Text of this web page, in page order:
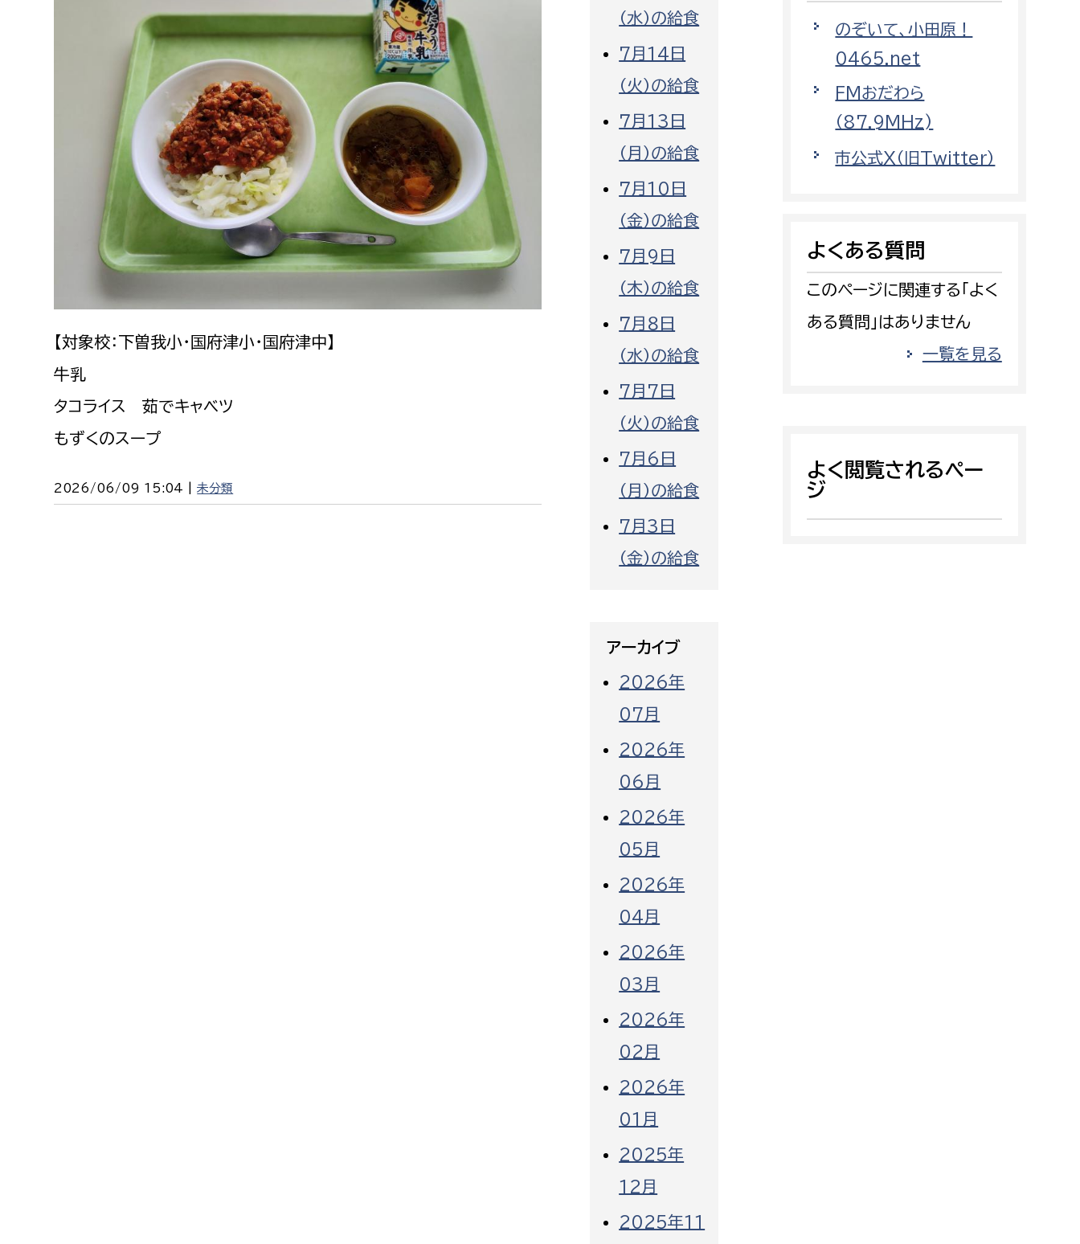
市議会
国県事業推進課
土木管理課
道水路整備課
みどり公園課
会計管理者
出納室
市立総合医療センター
患者サポートセンター
病院管理局：経営管理課
病院管理局：施設用度課
消防
消防総務課
予防課
警防計画課
警防第1課
警防第2課
経営総務課
給排水業務課
浄水管理課
選挙管理委員会事務局
選挙管理委員会事務局
監査事務局
【対象校：下曽我小・国府津小・国府津中】
牛乳
タコライス 茹でキャベツ
もずくのスープ
2026/06/09 15:04 |未分類
（水）の給食
7月14日
（火）の給食
７月13日
（月）の給食
７月10日
（金）の給食
７月9日
（木）の給食
７月８日
（水）の給食
7月7日
（火）の給食
7月6日
（月）の給食
7月3日
（金）の給食
アーカイブ
2026年
07月
2026年
06月
2026年
05月
2026年
04月
2026年
03月
2026年
02月
2026年
01月
2025年
12月
2025年11
のぞいて、小田原！
0465.net
FMおだわら
（87.9MHz)
市公式X（旧Twitter）
よくある質問
このページに関連する「よく
ある質問」はありません
一覧を見る
よく閲覧されるペー
ジ